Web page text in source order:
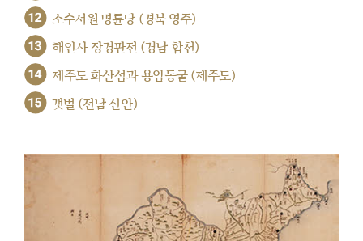
12 소수서원 명륜당 (경북 영주)
13 해인사 장경판전 (경남 합천)
14 제주도 화산섬과 용암동굴 (제주도)
15 갯벌 (전남 신안)